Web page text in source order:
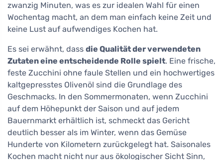
zwanzig Minuten, was es zur idealen Wahl für einen
Wochentag macht, an dem man einfach keine Zeit und
keine Lust auf aufwendiges Kochen hat.
Es sei erwähnt, dass die Qualität der verwendeten
Zutaten eine entscheidende Rolle spielt. Eine frische,
feste Zucchini ohne faule Stellen und ein hochwertiges
kaltgepresstes Olivenöl sind die Grundlage des
Geschmacks. In den Sommermonaten, wenn Zucchini
auf dem Höhepunkt der Saison und auf jedem
Bauernmarkt erhältlich ist, schmeckt das Gericht
deutlich besser als im Winter, wenn das Gemüse
Hunderte von Kilometern zurückgelegt hat. Saisonales
Kochen macht nicht nur aus ökologischer Sicht Sinn,